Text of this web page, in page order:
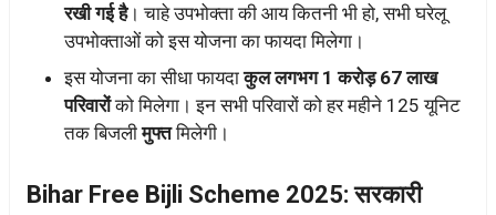
रखी गई है। चाहे उपभोक्ता की आय कितनी भी हो, सभी घरेलू
उपभोक्ताओं को इस योजना का फायदा मिलेगा।
इस योजना का सीधा फायदाकुल लगभग 1 करोड़ 67 लाख
परिवारोंको मिलेगा। इन सभी परिवारों को हर महीने 125 यूनिट
तक बिजलीमुफ्तमिलेगी।
Bihar Free Bijli Scheme 2025: सरकारी